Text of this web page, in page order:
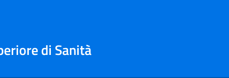
di Sanità